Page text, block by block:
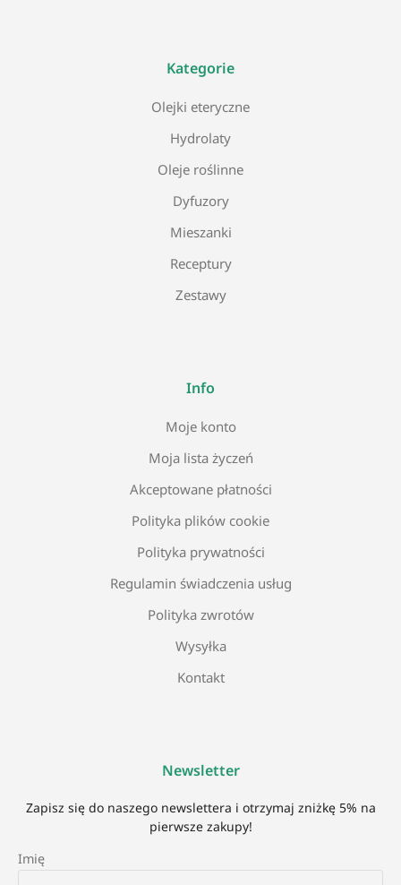
Kategorie
Olejki eteryczne
Hydrolaty
Oleje roślinne
Dyfuzory
Mieszanki
Receptury
Zestawy
Info
Moje konto
Moja lista życzeń
Akceptowane płatności
Polityka plików cookie
Polityka prywatności
Regulamin świadczenia usług
Polityka zwrotów
Wysyłka
Kontakt
Newsletter
Zapisz się do naszego newslettera i otrzymaj zniżkę 5% na
pierwsze zakupy!
Imię